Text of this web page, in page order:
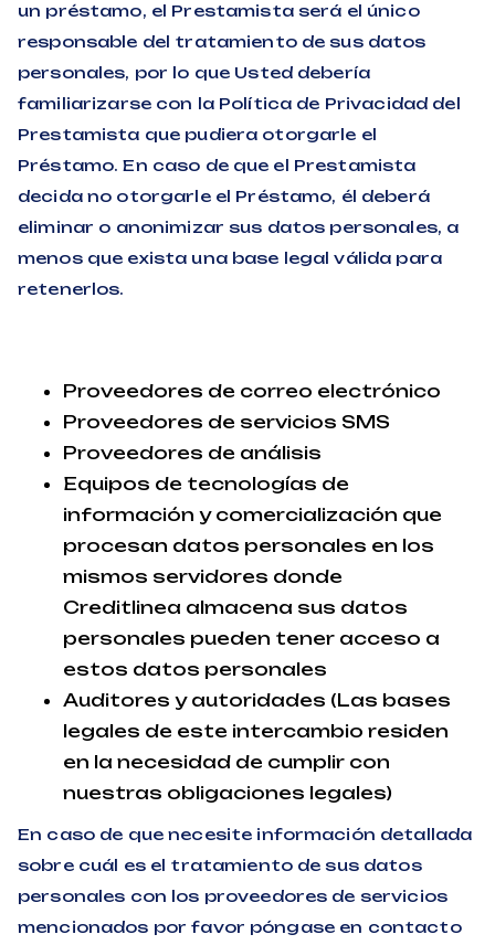
un préstamo, el Prestamista será el único
responsable del tratamiento de sus datos
personales, por lo que Usted debería
familiarizarse con la Política de Privacidad del
Prestamista que pudiera otorgarle el
Préstamo. En caso de que el Prestamista
decida no otorgarle el Préstamo, él deberá
eliminar o anonimizar sus datos personales, a
menos que exista una base legal válida para
retenerlos.
Proveedores de correo electrónico
Proveedores de servicios SMS
Proveedores de análisis
Equipos de tecnologías de
información y comercialización que
procesan datos personales en los
mismos servidores donde
Creditlinea almacena sus datos
personales pueden tener acceso a
estos datos personales
Auditores y autoridades (Las bases
legales de este intercambio residen
en la necesidad de cumplir con
nuestras obligaciones legales)
En caso de que necesite información detallada
sobre cuál es el tratamiento de sus datos
personales con los proveedores de servicios
mencionados por favor póngase en contacto